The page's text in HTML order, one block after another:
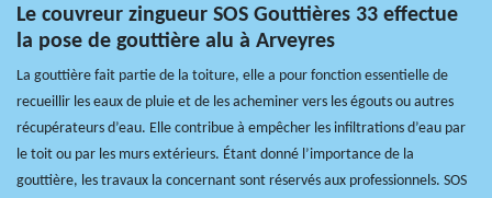
Le couvreur zingueur SOS Gouttières 33 effectue
la pose de gouttière alu à Arveyres
La gouttière fait partie de la toiture, elle a pour fonction essentielle de
recueillir les eaux de pluie et de les acheminer vers les égouts ou autres
récupérateurs d’eau. Elle contribue à empêcher les infiltrations d’eau par
le toit ou par les murs extérieurs. Étant donné l’importance de la
gouttière, les travaux la concernant sont réservés aux professionnels. SOS